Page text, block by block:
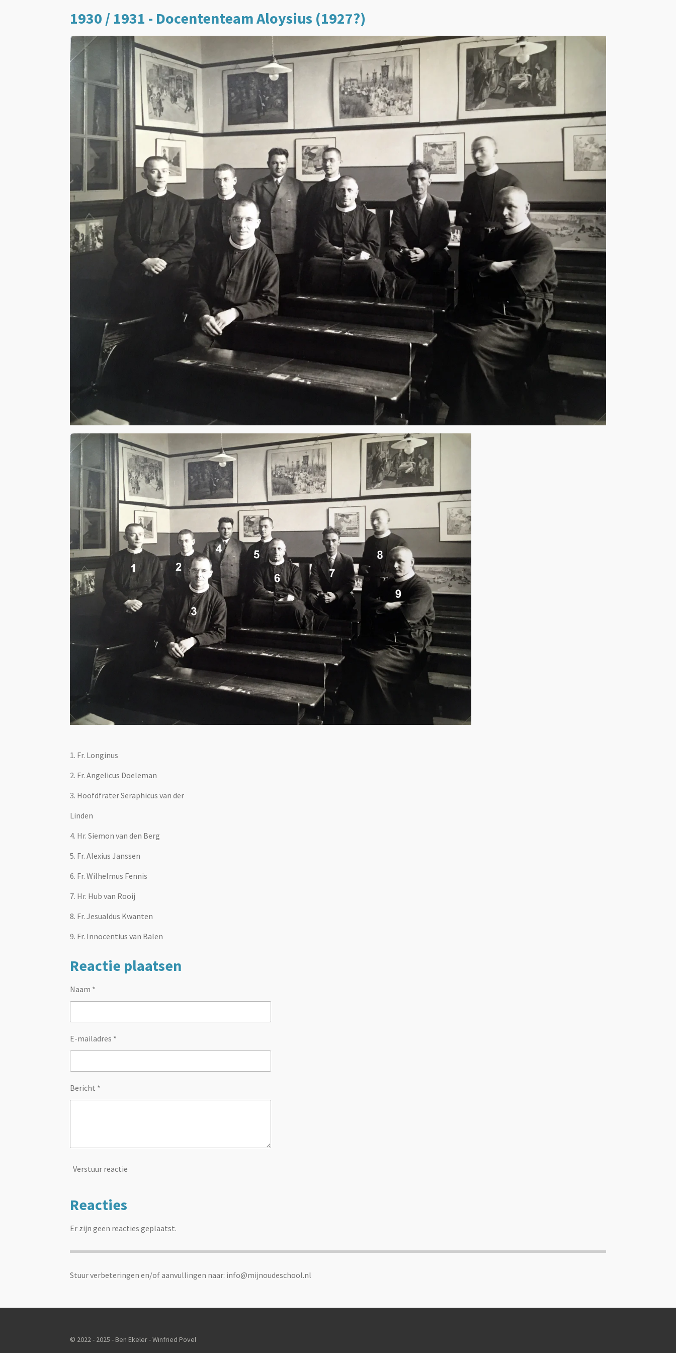
1930 / 1931 - Docententeam Aloysius (1927?)
1. Fr. Longinus
2. Fr. Angelicus Doeleman
3. Hoofdfrater Seraphicus van der
Linden
4. Hr. Siemon van den Berg
5. Fr. Alexius Janssen
6. Fr. Wilhelmus Fennis
7. Hr. Hub van Rooij
8. Fr. Jesualdus Kwanten
9. Fr. Innocentius van Balen
Reactie plaatsen
Naam *
E-mailadres *
Bericht *
Verstuur reactie
Reacties
Er zijn geen reacties geplaatst.
Stuur verbeteringen en/of aanvullingen naar: info@mijnoudeschool.nl
© 2022 - 2025 - Ben Ekeler - Winfried Povel